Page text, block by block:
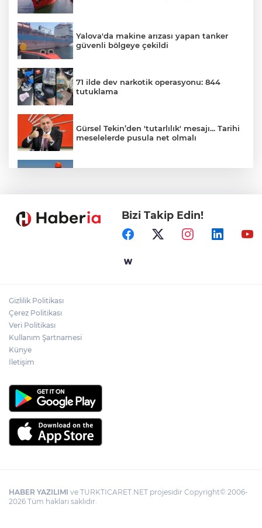
Yalova'da makine arızası yapan tanker
güvenli bölgeye çekildi
71 ilde dev narkotik operasyonu: 844
tutuklama
Gürsel Tekin’den 'tutarlılık' mesajı... Tarihi
meselelerde pusula net olmalı
Samsun’da Alaçam'a yeni yaşam alanı
Yapay zekada onlarca uygulamanın
Bizi Takip Edin!
Gizlilik Politikası
Çerez Politikası
Veri Politikası
Kullanım Şartnamesi
Künye
İletişim
HABER YAZILIMI ve TURKTICARET.NET projesidir Copyright© 2006-
2026 Tüm hakları saklıdır.